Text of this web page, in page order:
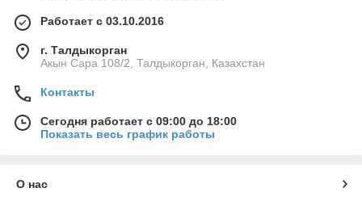
Работает с 03.10.2016
г. Талдыкорган
Акын Сара 108/2, Талдыкорган, Казахстан
Контакты
Сегодня работает с 09:00 до 18:00
Показать весь график работы
О нас